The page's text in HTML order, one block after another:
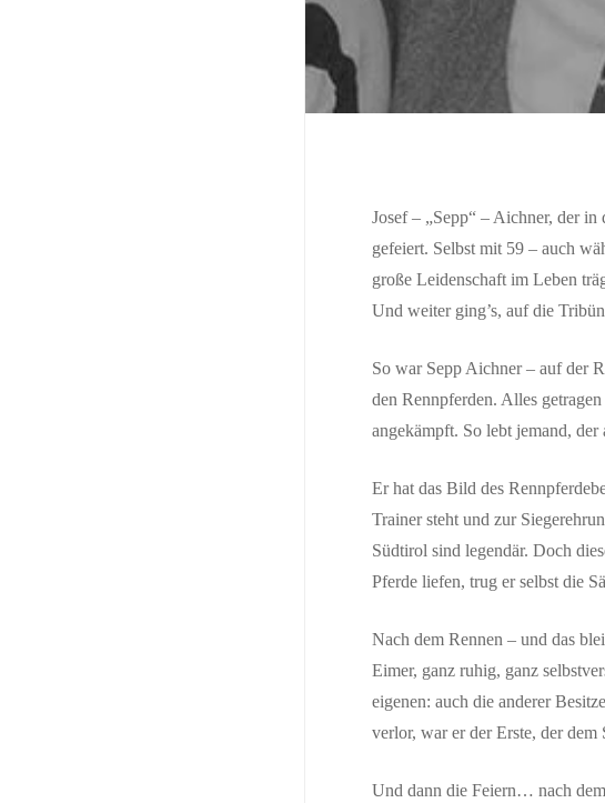
Josef – „Sepp“ – Aichner, der
gefeiert. Selbst mit 59 – auch
große Leidenschaft im Leben
Und weiter ging’s, auf die
So war Sepp Aichner – auf der
den Rennpferden. Alles
angekämpft. So lebt jemand,
Er hat das Bild des
Trainer steht und zur
Südtirol sind legendär. Doch
Pferde liefen, trug er selbst die
Nach dem Rennen – und das
Eimer, ganz ruhig, ganz
eigenen: auch die anderer
verlor, war er der Erste, der
Und dann die Feiern… nach